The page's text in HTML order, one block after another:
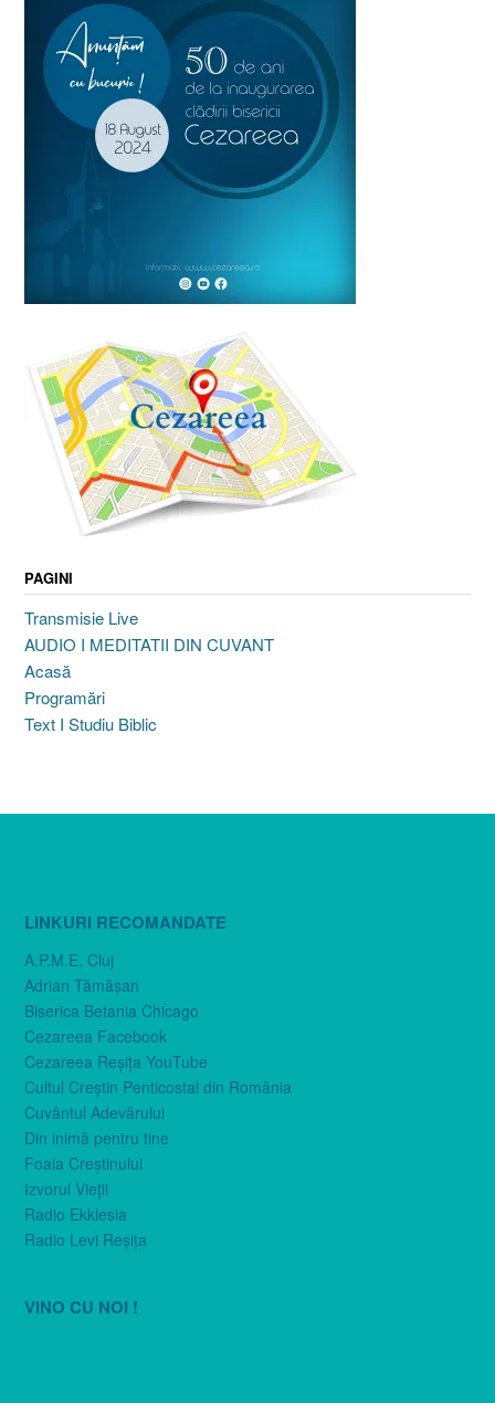
PAGINI
Transmisie Live
AUDIO I MEDITATII DIN CUVANT
Acasă
Programări
Text I Studiu Biblic
LINKURI RECOMANDATE
A.P.M.E. Cluj
Adrian Tămăşan
Biserica Betania Chicago
Cezareea Facebook
Cezareea Reşiţa YouTube
Cultul Creştin Penticostal din România
Cuvântul Adevărului
Din inimă pentru tine
Foaia Creştinului
Izvorul Vieţii
Radio Ekklesia
Radio Levi Reşiţa
VINO CU NOI !